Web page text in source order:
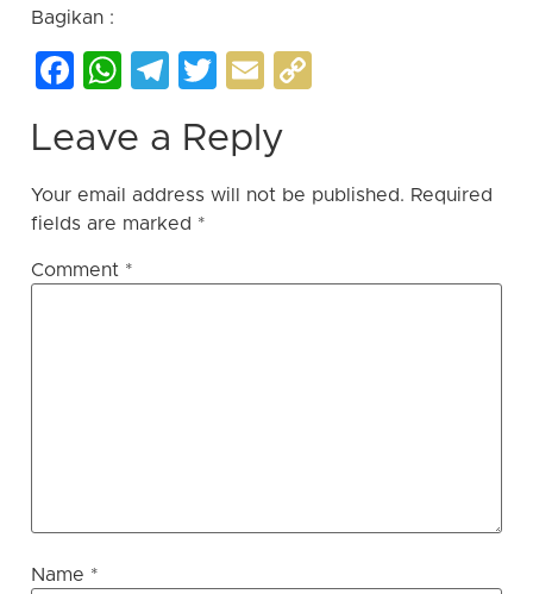
Bagikan :
Facebook
WhatsApp
Telegram
Twitter
Email
Leave a Reply
Your email address will not be published. Required
fields are marked *
Comment *
Name *